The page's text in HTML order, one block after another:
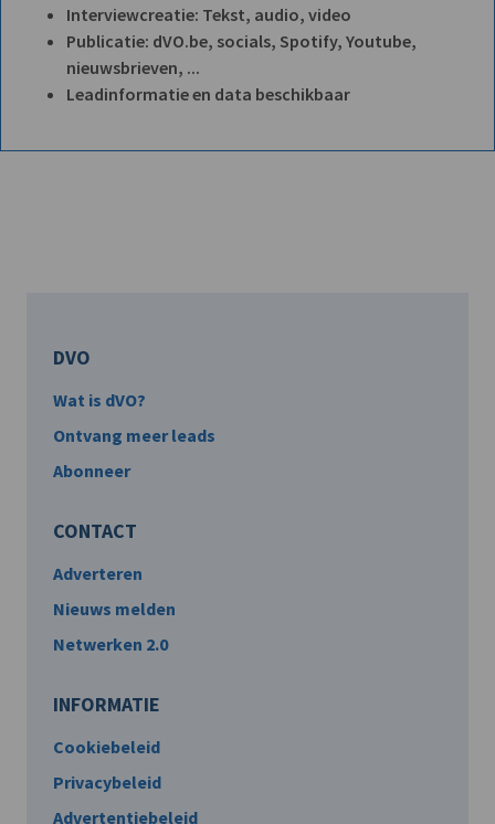
Interviewcreatie: Tekst, audio, video
Publicatie: dVO.be, socials, Spotify, Youtube,
nieuwsbrieven, ...
Leadinformatie en data beschikbaar
DVO
Wat is dVO?
Ontvang meer leads
Abonneer
CONTACT
Adverteren
Nieuws melden
Netwerken 2.0
INFORMATIE
Cookiebeleid
Privacybeleid
Advertentiebeleid